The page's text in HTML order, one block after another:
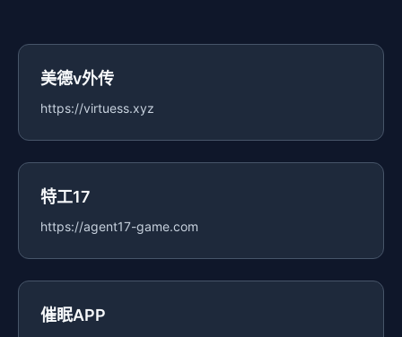
美德v外传
https://virtuess.xyz
特工17
https://agent17-game.com
催眠APP